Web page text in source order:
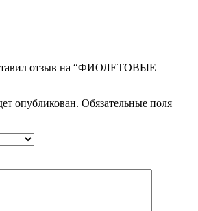
отзыв на “ФИОЛЕТОВЫЕ
опубликован. Обязательные поля